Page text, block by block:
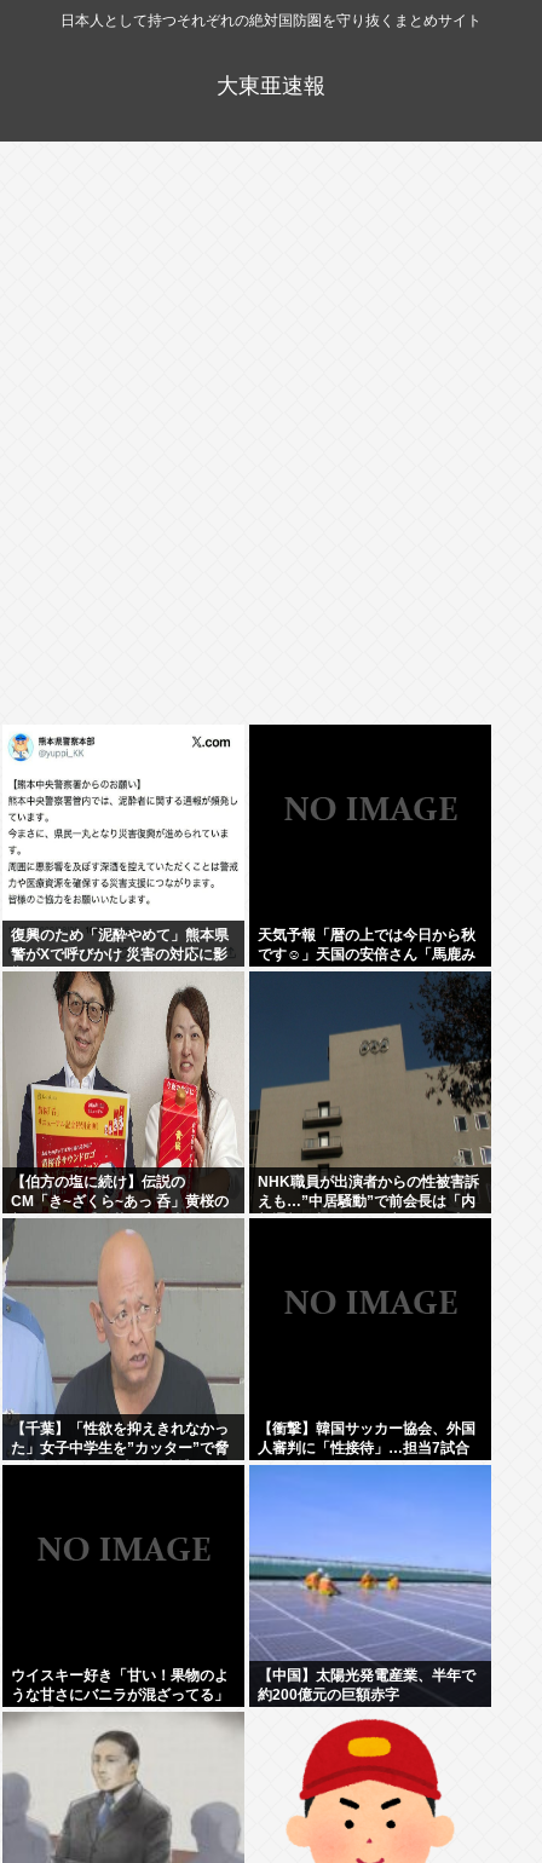
日本人として持つそれぞれの絶対国防圏を守り抜くまとめサイト
大東亜速報
復興のため「泥酔やめて」熊本県
警がXで呼びかけ 災害の対応に影
響
天気予報「暦の上では今日から秋
です☺」天国の安倍さん「馬鹿み
たいな暦だな」
【伯方の塩に続け】伝説の
CM「き~ざくら~あっ 呑」黄桜の
新たな歌い手公募に志願者殺到
NHK職員が出演者からの性被害訴
えも…”中居騒動”で前会長は「内
部通報一切ない」発言との矛盾を
【千葉】「性欲を抑えきれなかっ
た」女子中学生を”カッター”で脅
し性的暴行か 56歳の男逮捕 2人に
【衝撃】韓国サッカー協会、外国
人審判に「性接待」…担当7試合
はまさかの無敗
ウイスキー好き「甘い！果物のよ
うな甘さにバニラが混ざってる」
わい「はぇー飲んでみるか」
【中国】太陽光発電産業、半年で
約200億元の巨額赤字